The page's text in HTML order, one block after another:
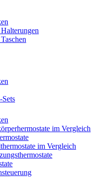
im Vergleich
im Vergleich